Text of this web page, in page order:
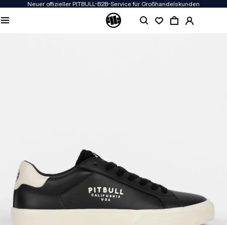
Neuer offizieller PITBULL-B2B-Service für Großhandelskunden